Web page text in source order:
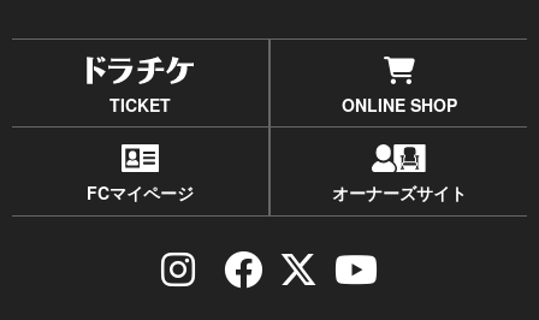
TICKET ONLINE SHOP
FCマイページ オーナーズサイト